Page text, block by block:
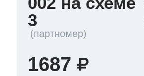
3
1687